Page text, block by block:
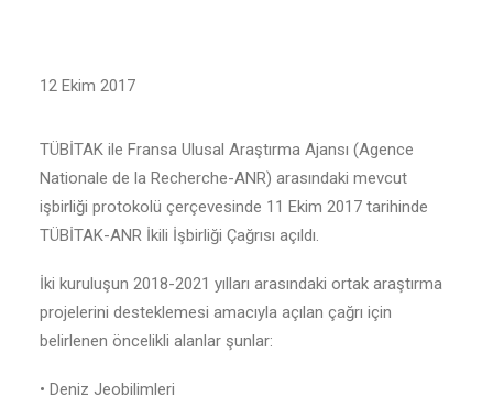
12 Ekim 2017
TÜBİTAK ile Fransa Ulusal Araştırma Ajansı (Agence
Nationale de la Recherche-ANR) arasındaki mevcut
işbirliği protokolü çerçevesinde 11 Ekim 2017 tarihinde
TÜBİTAK-ANR İkili İşbirliği Çağrısı açıldı.
İki kuruluşun 2018-2021 yılları arasındaki ortak araştırma
projelerini desteklemesi amacıyla açılan çağrı için
belirlenen öncelikli alanlar şunlar:
• Deniz Jeobilimleri